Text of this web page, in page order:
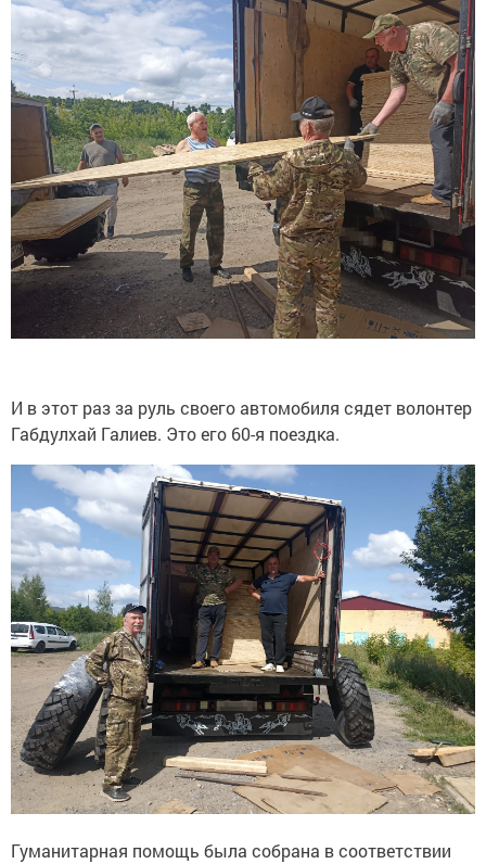
И в этот раз за руль своего автомобиля сядет волонтер
Габдулхай Галиев. Это его 60-я поездка.
Гуманитарная помощь была собрана в соответствии